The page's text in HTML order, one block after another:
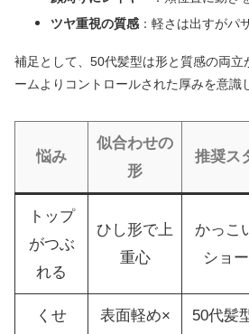
ツヤ重視の質感 ：軽さは出すがパ
補足として、50代髪型は形と質感の両立
ームよりコントロールされた厚みを意識
悩み
似合わせの
形
推奨ス
トップ
がつぶ
れる
ひし形で上
重心
かっこ
ショ
くせ
表面軽め×
50代髪